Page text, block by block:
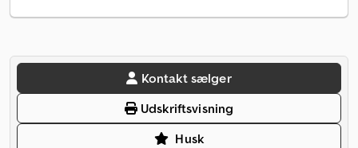
Kontakt sælger
Udskriftsvisning
Husk